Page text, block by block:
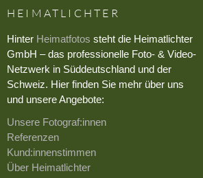
HEIMATLICHTER
Hinter Heimatfotos steht die Heimatlichter
GmbH – das professionelle Foto- & Video-
Netzwerk in Süddeutschland und der
Schweiz. Hier finden Sie mehr über uns
und unsere Angebote:
Unsere Fotograf:innen
Referenzen
Kund:innenstimmen
Über Heimatlichter